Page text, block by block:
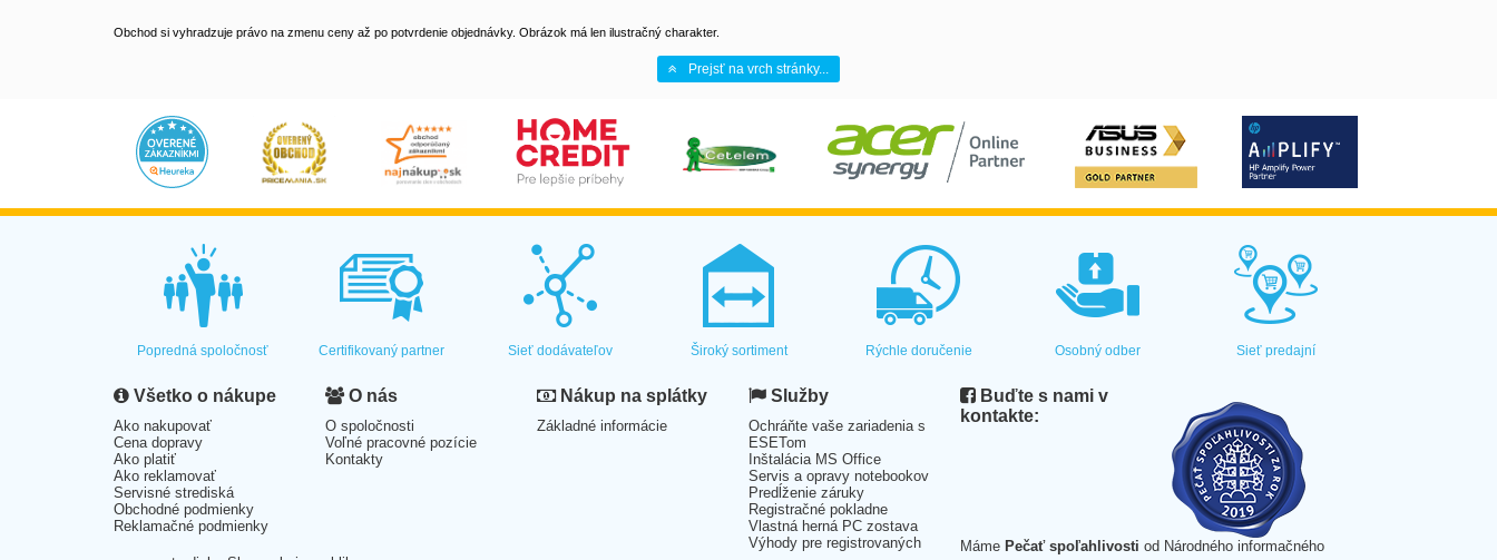
Obchod si vyhradzuje právo na zmenu ceny až po potvrdenie objednávky. Obrázok má len ilustračný charakter.
Prejsť na vrch stránky...
Popredná spoločnosť Certifikovaný partner Sieť dodávateľov Široký sortiment Rýchle doručenie Osobný odber Sieť predajní
Všetko o nákupe
Ako nakupovať
Cena dopravy
Ako platiť
Ako reklamovať
Servisné strediská
Obchodné podmienky
Reklamačné podmienky
O nás
O spoločnosti
Voľné pracovné pozície
Kontakty
Nákup na splátky
Základné informácie
Služby
Ochráňte vaše zariadenia s
ESETom
Inštalácia MS Office
Servis a opravy notebookov
Predĺženie záruky
Registračné pokladne
Vlastná herná PC zostava
Výhody pre registrovaných
Buďte s nami v
kontakte:
Máme Pečať spoľahlivosti od Národného informačného